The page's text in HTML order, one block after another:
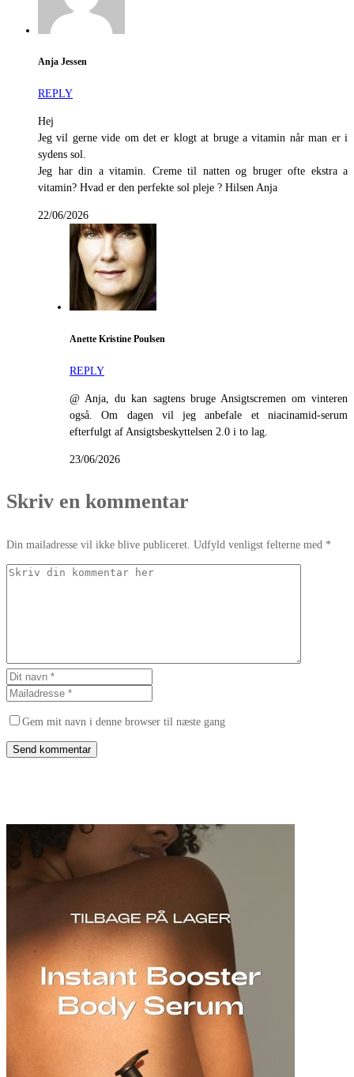
Anja Jessen
REPLY
Hej
Jeg vil gerne vide om det er klogt at bruge a vitamin når man er i
sydens sol.
Jeg har din a vitamin. Creme til natten og bruger ofte ekstra a
vitamin? Hvad er den perfekte sol pleje ? Hilsen Anja
22/06/2026
Anette Kristine Poulsen
REPLY
@ Anja, du kan sagtens bruge Ansigtscremen om vinteren
også. Om dagen vil jeg anbefale et niacinamid-serum
efterfulgt af Ansigtsbeskyttelsen 2.0 i to lag.
23/06/2026
Skriv en kommentar
Din mailadresse vil ikke blive publiceret. Udfyld venligst felterne med *
Gem mit navn i denne browser til næste gang